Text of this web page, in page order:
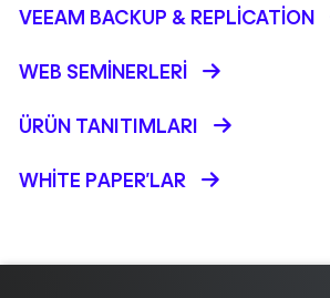
VEEAM BACKUP &REPLICATION
WEB SEMINERLERI
ÜRÜN TANITIMLARI
WHITE PAPER'LAR